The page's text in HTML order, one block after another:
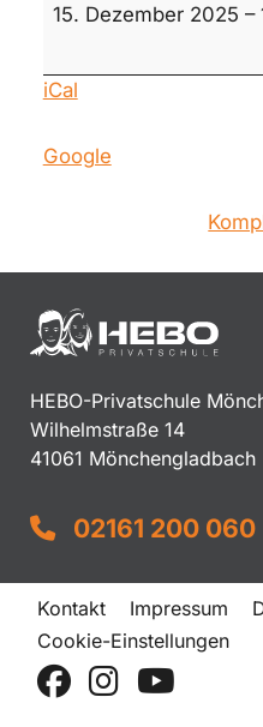
15. Dezember 2025 –
iCal
Google
HEBO-Privatschule
Wilhelmstraße 14
41061 Mönchengladbach
02161 200 060
Kontakt Impressum
Cookie-Einstellungen